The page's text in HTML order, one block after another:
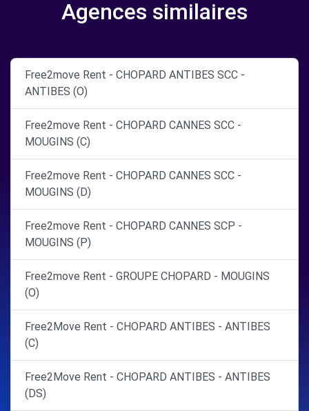
Agences similaires
Free2move Rent - CHOPARD ANTIBES SCC -
ANTIBES (O)
Free2move Rent - CHOPARD CANNES SCC -
MOUGINS (C)
Free2move Rent - CHOPARD CANNES SCC -
MOUGINS (D)
Free2move Rent - CHOPARD CANNES SCP -
MOUGINS (P)
Free2move Rent - GROUPE CHOPARD - MOUGINS
(O)
Free2Move Rent - CHOPARD ANTIBES - ANTIBES
(C)
Free2Move Rent - CHOPARD ANTIBES - ANTIBES
(DS)